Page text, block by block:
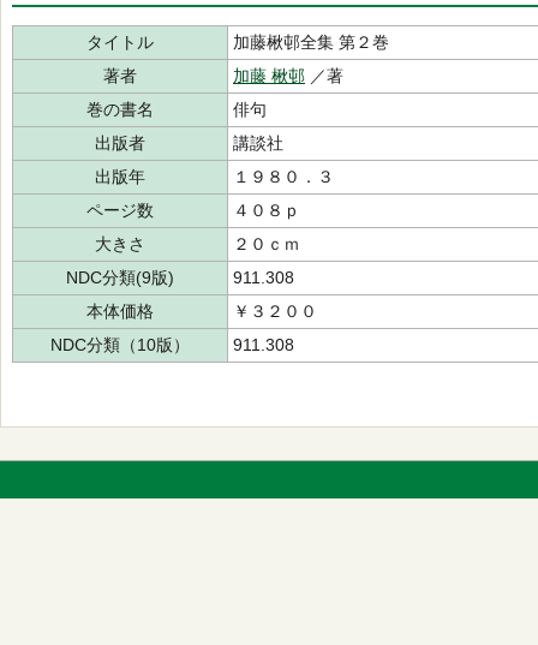
タイトル
加藤楸邨全集 第２巻
著者
加藤 楸邨 ／著
巻の書名
俳句
出版者
講談社
出版年
１９８０．３
ページ数
４０８ｐ
大きさ
２０ｃｍ
NDC分類(9版)
911.308
本体価格
￥３２００
NDC分類（10版）
911.308